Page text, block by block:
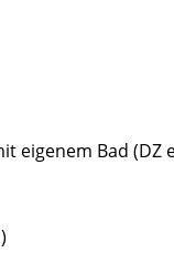
eigenem Bad (DZ